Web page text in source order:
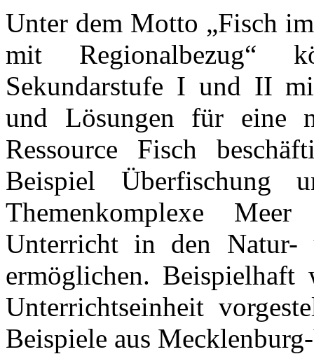
Unter dem Motto „Fisch
mit Regionalbezug“
Sekundarstufe I und II
und Lösungen für eine
Ressource Fisch
Beispiel
Themenkomplexe
Unterricht in den Natur-
ermöglichen. Beispielhaft
Unterrichtseinheit
Beispiele aus